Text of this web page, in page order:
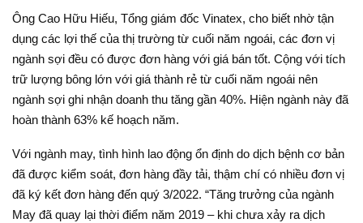
Ông Cao Hữu Hiếu, Tổng giám đốc Vinatex, cho biết nhờ tận
dụng các lợi thế của thị trường từ cuối năm ngoái, các đơn vị
ngành sợi đều có được đơn hàng với giá bán tốt. Cộng với tích
trữ lượng bông lớn với giá thành rẻ từ cuối năm ngoái nên
ngành sợi ghi nhận doanh thu tăng gần 40%. Hiện ngành này đã
hoàn thành 63% kế hoạch năm.
Với ngành may, tình hình lao động ổn định do dịch bệnh cơ bản
đã được kiểm soát, đơn hàng đầy tải, thậm chí có nhiều đơn vị
đã ký kết đơn hàng đến quý 3/2022. “Tăng trưởng của ngành
May đã quay lại thời điểm năm 2019 – khi chưa xảy ra dịch